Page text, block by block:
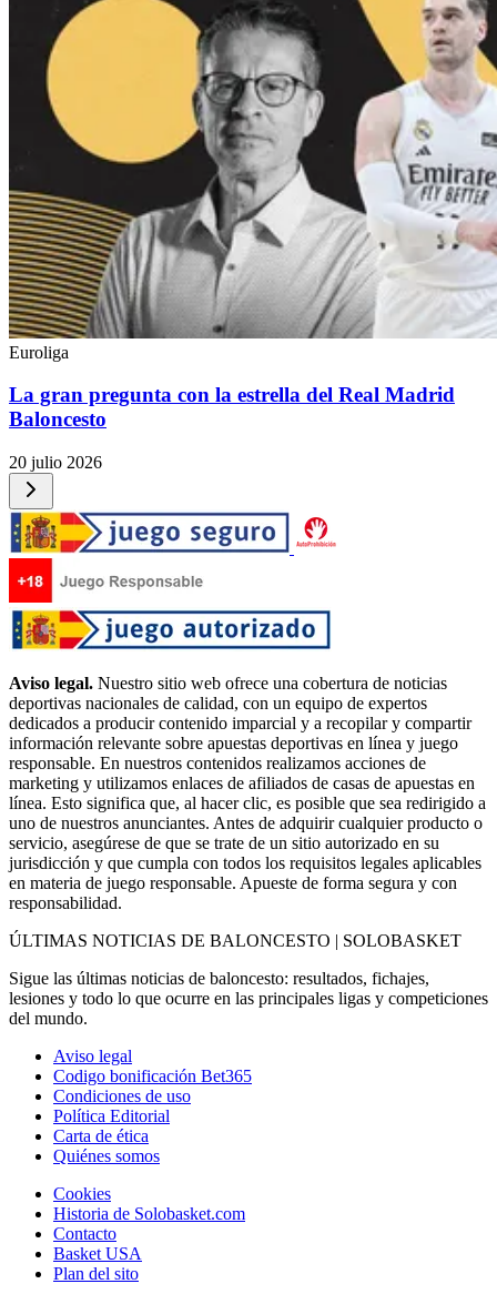
Euroliga
La gran pregunta con la estrella del Real Madrid
Baloncesto
20 julio 2026
Aviso legal. Nuestro sitio web ofrece una cobertura de noticias
deportivas nacionales de calidad, con un equipo de expertos
dedicados a producir contenido imparcial y a recopilar y compartir
información relevante sobre apuestas deportivas en línea y juego
responsable. En nuestros contenidos realizamos acciones de
marketing y utilizamos enlaces de afiliados de casas de apuestas en
línea. Esto significa que, al hacer clic, es posible que sea redirigido a
uno de nuestros anunciantes. Antes de adquirir cualquier producto o
servicio, asegúrese de que se trate de un sitio autorizado en su
jurisdicción y que cumpla con todos los requisitos legales aplicables
en materia de juego responsable. Apueste de forma segura y con
responsabilidad.
ÚLTIMAS NOTICIAS DE BALONCESTO | SOLOBASKET
Sigue las últimas noticias de baloncesto: resultados, fichajes,
lesiones y todo lo que ocurre en las principales ligas y competiciones
del mundo.
Aviso legal
Codigo bonificación Bet365
Condiciones de uso
Política Editorial
Carta de ética
Quiénes somos
Cookies
Historia de Solobasket.com
Contacto
Basket USA
Plan del sito